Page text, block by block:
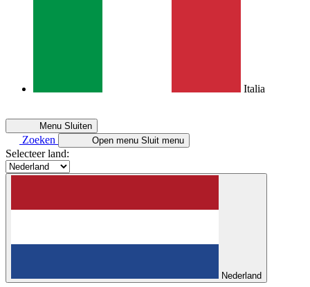
Italia
Menu Sluiten
Zoeken Open menu Sluit menu
Selecteer land:
Nederland